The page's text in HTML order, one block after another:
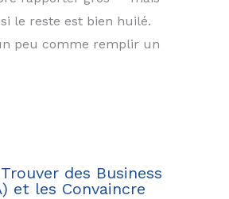
le reste est bien huilé.
peu comme remplir un
des Business
et les Convaincre